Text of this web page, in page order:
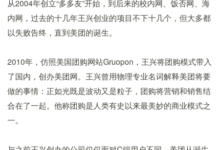
从2004年创立“多多友”开始，到后来的校内网、饭否网、海
内网，过去的十几年王兴创业的项目不下十几个，但大多都
以失败告终，直到美团的诞生。
2010年，仿照美国团购网站Gruopon，王兴将团购模式带入
了国内，创办美团网。王兴曾用物理专业名词解释美团将要
做的事情：正如光既是波动又是粒子，团购将营销和销售结
合在了一起。他称团购是人类有史以来最美妙的商业模式之
一。